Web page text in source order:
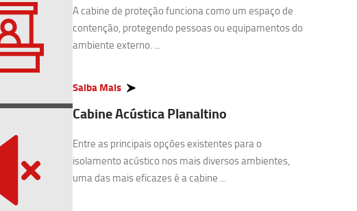
A cabine de proteção funciona como um espaço de
contenção, protegendo pessoas ou equipamentos do
ambiente externo. ...
Saiba Mais
Cabine Acústica Planaltino
Entre as principais opções existentes para o
isolamento acústico nos mais diversos ambientes,
uma das mais eficazes é a cabine ...